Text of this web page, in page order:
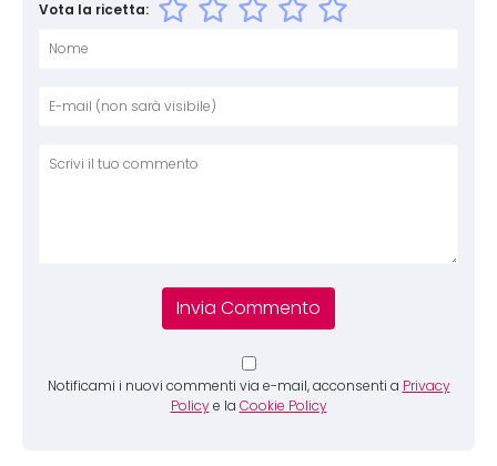
Vota la ricetta:
Notificami i nuovi commenti via e-mail, acconsenti a Privacy
Policy e la Cookie Policy